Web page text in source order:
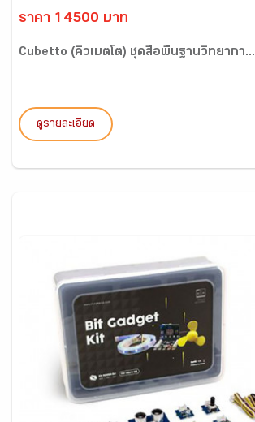
ราคา 14500 บาท
Cubetto (คิวเบตโต) ชุดสื่อพื้นฐานวิทยากา...
ดูรายละเอียด